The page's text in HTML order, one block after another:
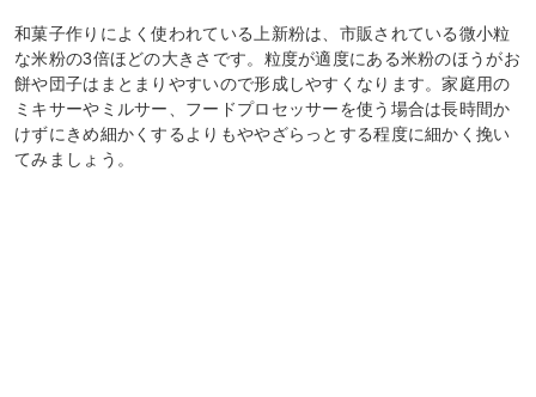
和菓子作りによく使われている上新粉は、市販されている微小粒
な米粉の3倍ほどの大きさです。粒度が適度にある米粉のほうがお
餅や団子はまとまりやすいので形成しやすくなります。家庭用の
ミキサーやミルサー、フードプロセッサーを使う場合は長時間か
けずにきめ細かくするよりもややざらっとする程度に細かく挽い
てみましょう。